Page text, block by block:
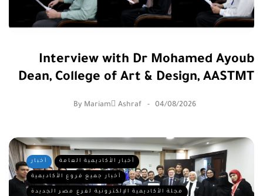
Interview with Dr Mohamed Ayoub
Dean, College of Art & Design, AASTMT
By Mariam ِAshraf 04/08/2026
أخبار أخبار الأكاديمية العامة
أخبار جميع فروع الأكاديمية
مجلة الأكاديمية الإلكترونية لفرع مصر الجديدة